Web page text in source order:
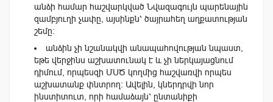
անձի համար հաշվարկված Նվազագույն պարենային
զամբյուղի չափը, այսինքն՝ ծայրահեղ աղքատության
շեմը։
անձին չի նշանակվի անապահովության նպաստ,
եթե վերջինս աշխատունակ է և չի ներկայացնում
դիմում, որպեսզի ՄՍԾ կողմից հաշվառվի որպես
աշխատանք փնտրող։ Ավելին, կներդրվի նոր
ինստիտուտ, որի համաձայն՝ ընտանիքի